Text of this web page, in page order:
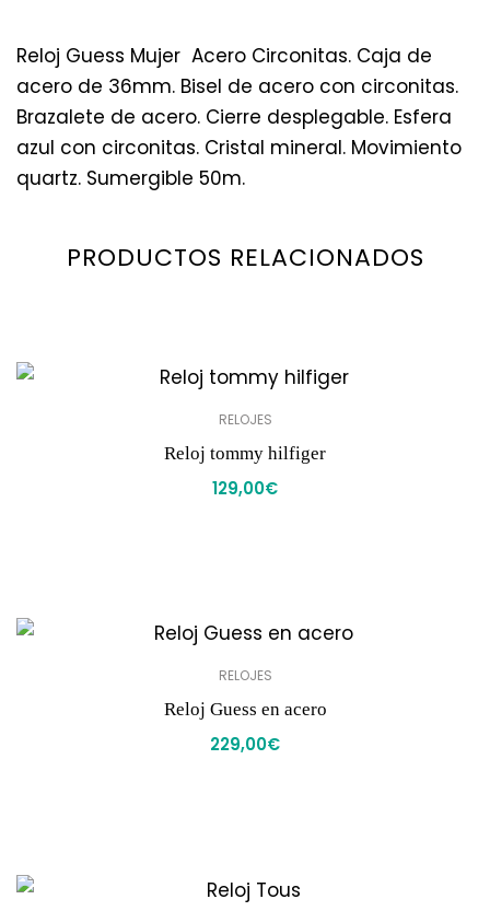
Reloj Guess Mujer Acero Circonitas. Caja de
acero de 36mm. Bisel de acero con circonitas.
Brazalete de acero. Cierre desplegable. Esfera
azul con circonitas. Cristal mineral. Movimiento
quartz. Sumergible 50m.
PRODUCTOS RELACIONADOS
RELOJES
Reloj tommy hilfiger
129,00€
RELOJES
Reloj Guess en acero
229,00€